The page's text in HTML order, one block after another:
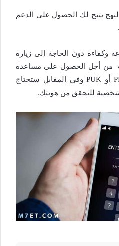
يتيح لك الحصول على الدعم
دون الحاجة إلى زيارة
من أجل الحصول على مساعدة
مباشرة في استعادة رمز PIN أو PUK وفي المقابل ستحتاج
للتحقق من هويتك.